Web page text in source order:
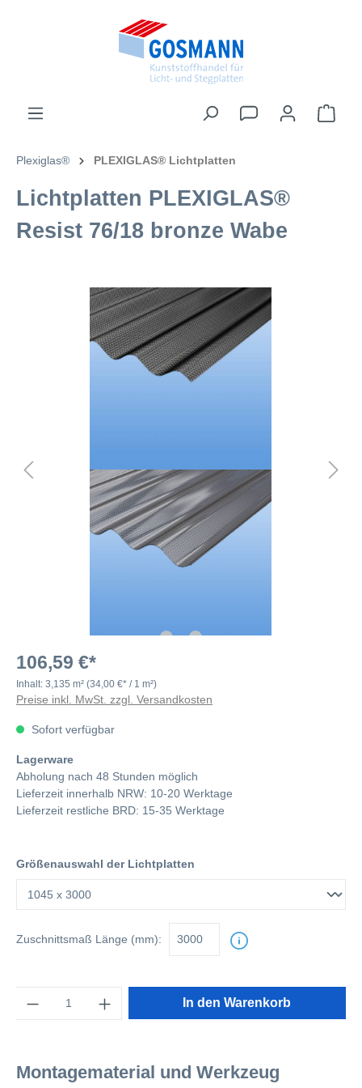
Plexiglas® PLEXIGLAS® Lichtplatten
Lichtplatten PLEXIGLAS®
Resist 76/18 bronze Wabe
106,59 €*
Inhalt: 3,135 m² (34,00 €* / 1 m²)
Preise inkl. MwSt. zzgl. Versandkosten
Sofort verfügbar
Lagerware
Abholung nach 48 Stunden möglich
Lieferzeit innerhalb NRW: 10-20 Werktage
Lieferzeit restliche BRD: 15-35 Werktage
Größenauswahl der Lichtplatten
Zuschnittsmaß Länge (mm):
In den Warenkorb
Montagematerial und Werkzeug